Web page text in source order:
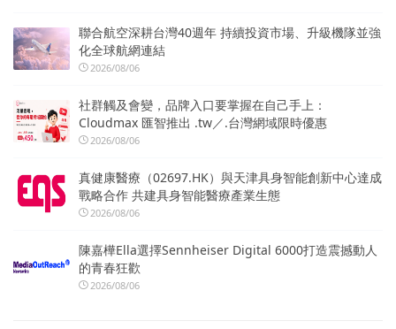
聯合航空深耕台灣40週年 持續投資市場、升級機隊並強
化全球航網連結
2026/08/06
社群觸及會變，品牌入口要掌握在自己手上：
Cloudmax 匯智推出 .tw／.台灣網域限時優惠
2026/08/06
真健康醫療（02697.HK）與天津具身智能創新中心達成
戰略合作 共建具身智能醫療產業生態
2026/08/06
陳嘉樺Ella選擇Sennheiser Digital 6000打造震撼動人
的青春狂歡
2026/08/06